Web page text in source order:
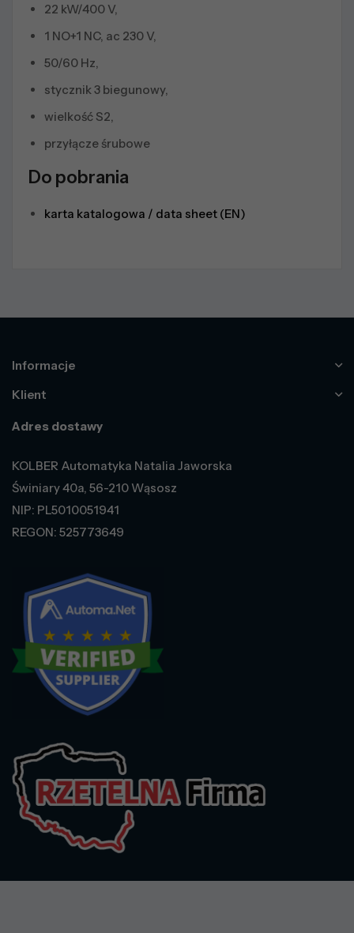
22 kW/400 V,
1 NO+1 NC, ac 230 V,
50/60 Hz,
stycznik 3 biegunowy,
wielkość S2,
przyłącze śrubowe
Do pobrania
karta katalogowa / data sheet (EN)
Informacje
Klient
Adres dostawy
KOLBER Automatyka Natalia Jaworska
Świniary 40a, 56-210 Wąsosz
NIP: PL5010051941
REGON: 525773649